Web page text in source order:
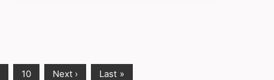
10 Next › Last »